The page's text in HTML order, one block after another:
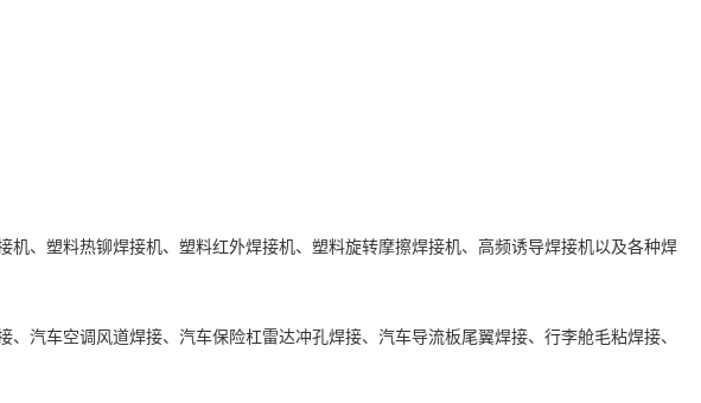
机、 塑料热铆焊接机、 塑料红外焊接机、 塑料旋转摩擦焊接机、高频诱导焊接机以及各种焊
汽车空调风道焊接、汽车保险杠雷达冲孔焊接、汽车导流板尾翼焊接、行李舱毛粘焊接、